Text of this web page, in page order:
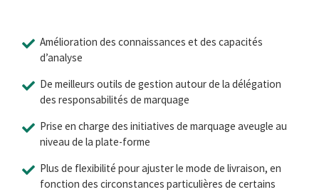
Amélioration des connaissances et des capacités
d’analyse
De meilleurs outils de gestion autour de la délégation
des responsabilités de marquage
Prise en charge des initiatives de marquage aveugle au
niveau de la plate-forme
Plus de flexibilité pour ajuster le mode de livraison, en
fonction des circonstances particulières de certains